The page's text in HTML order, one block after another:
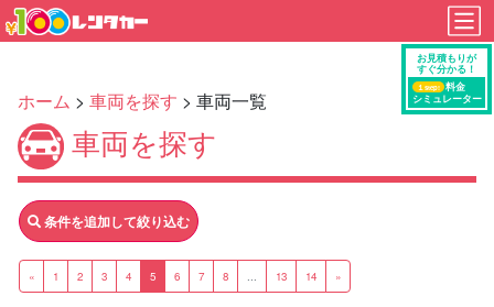
ホーム > 車両を探す > 車両一覧
車両を探す
« 1 2 3 4 5 6 7 8 ... 13 14 »
条件を追加して絞り込む